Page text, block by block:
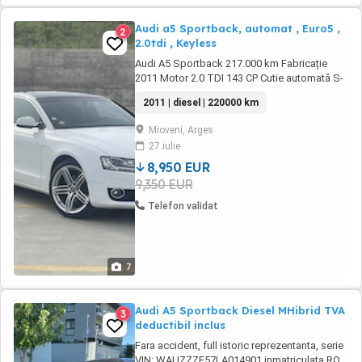
7
2
Audi a5 Sportback, automat , Euro5 ,
2.0tdi , Keyless
Audi A5 Sportback 217.000 km Fabricație
2011 Motor 2.0 TDI 143 CP Cutie automată S-
climatronic Senzori de parcare Jante pe 19
anvelope noi (35 2025) Bi-xenon + LED
Magazie Cd + 2x SD card Pilot automat
Geamuri + oglinzi electrice Volan și scaune
sport ...
2011 | diesel | 220000 km
Mioveni, Arges
27 iulie
8,950 EUR
9,350 EUR
Telefon validat
3
Audi A5 Sportback Diesel MHibrid TVA
deductibil inclus
Fara accident, full istoric reprezentanta, serie